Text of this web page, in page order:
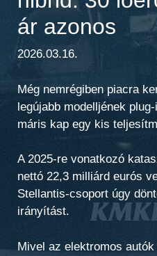
ár azonos
2026.03.16.
Még nemrégiben piacra
legújabb modelljének
máris kap egy kis
A 2025-re vonatkozó
nettó 22,3 milliárd eurós
Stellantis-csoport úgy
irányítást.
Mivel az elektromos